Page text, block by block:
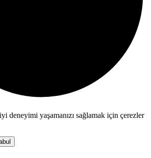
deneyimi yaşamanızı sağlamak için çerezler